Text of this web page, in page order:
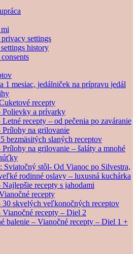
settings
history
1 mesiac, jedálniček na prípravu jedál
recepty
Polievky a prívarky
recepty – od pečenia po zaváranie
Prílohy na grilovanie
bezmäsitých slaných receptov
na grilovanie – šaláty a mnohé
Sviatočný stôl- Od Vianoc po Silvestra,
rodinné oslavy – luxusná kuchárka
recepty s jahodami
recepty
30 skvelých veľkonočných receptov
recepty – Diel 2
balenie – Vianočné recepty – Diel 1 +